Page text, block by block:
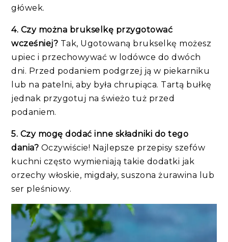
główek.
4. Czy można brukselkę przygotować
wcześniej? Tak, Ugotowaną brukselkę możesz
upiec i przechowywać w lodówce do dwóch
dni. Przed podaniem podgrzej ją w piekarniku
lub na patelni, aby była chrupiąca. Tartą bułkę
jednak przygotuj na świeżo tuż przed
podaniem.
5. Czy mogę dodać inne składniki do tego
dania? Oczywiście! Najlepsze przepisy szefów
kuchni często wymieniają takie dodatki jak
orzechy włoskie, migdały, suszona żurawina lub
ser pleśniowy.